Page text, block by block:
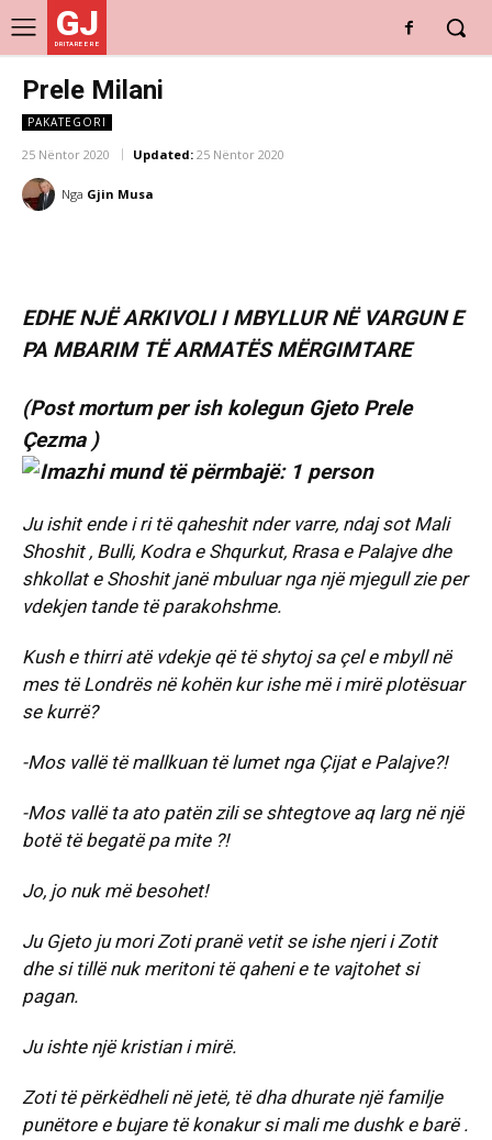
GJ
DRITARE E RE
Prele Milani
PAKATEGORI
25 Nëntor 2020 Updated: 25 Nëntor 2020
Nga Gjin Musa
EDHE NJË ARKIVOLI I MBYLLUR NË VARGUN E
PA MBARIM TË ARMATËS MËRGIMTARE
(Post mortum per ish kolegun Gjeto Prele
Çezma )
Ju ishit ende i ri të qaheshit nder varre, ndaj sot Mali
Shoshit , Bulli, Kodra e Shqurkut, Rrasa e Palajve dhe
shkollat e Shoshit janë mbuluar nga një mjegull zie per
vdekjen tande të parakohshme.
Kush e thirri atë vdekje që të shytoj sa çel e mbyll në
mes të Londrës në kohën kur ishe më i mirë plotësuar
se kurrë?
-Mos vallë të mallkuan të lumet nga Çijat e Palajve?!
-Mos vallë ta ato patën zili se shtegtove aq larg në një
botë të begatë pa mite ?!
Jo, jo nuk më besohet!
Ju Gjeto ju mori Zoti pranë vetit se ishe njeri i Zotit
dhe si tillë nuk meritoni të qaheni e te vajtohet si
pagan.
Ju ishte një kristian i mirë.
Zoti të përkëdheli në jetë, të dha dhurate një familje
punëtore e bujare të konakur si mali me dushk e barë .